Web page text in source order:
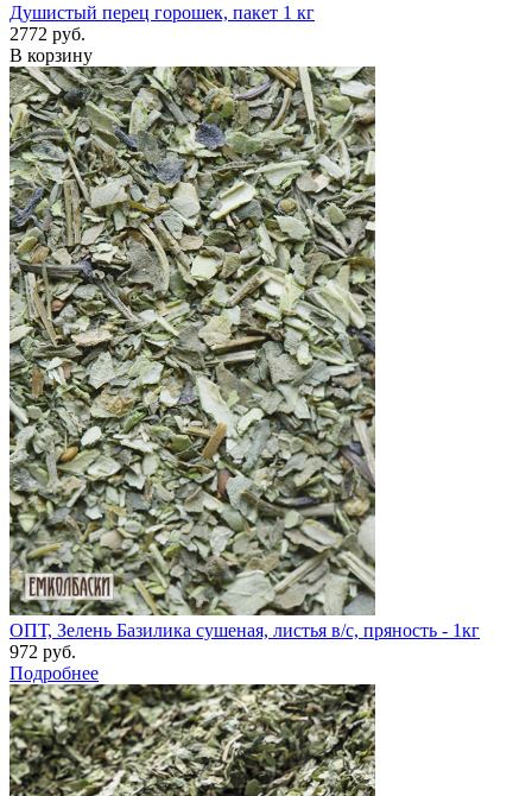
Душистый перец горошек, пакет 1 кг
2772 руб.
В корзину
ОПТ, Зелень Базилика сушеная, листья в/с, пряность - 1кг
972 руб.
Подробнее